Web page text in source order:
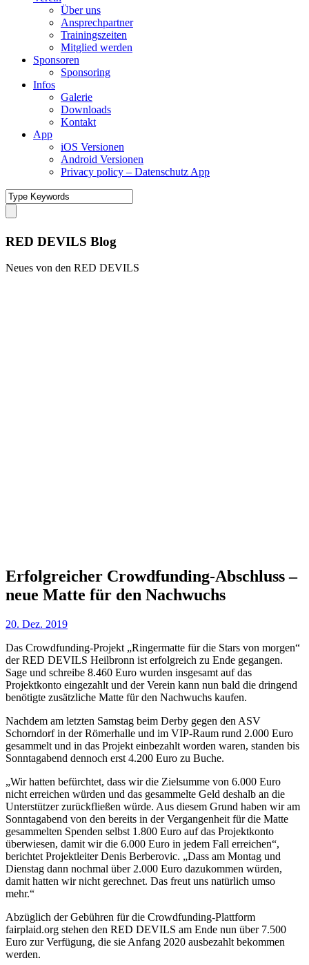
Über uns
Ansprechpartner
Trainingszeiten
Mitglied werden
Sponsoren
Sponsoring
Infos
Galerie
Downloads
Kontakt
App
iOS Versionen
Android Versionen
Privacy policy – Datenschutz App
RED DEVILS Blog
Neues von den RED DEVILS
Erfolgreicher Crowdfunding-Abschluss –
neue Matte für den Nachwuchs
20. Dez. 2019
Das Crowdfunding-Projekt „Ringermatte für die Stars von morgen“
der RED DEVILS Heilbronn ist erfolgreich zu Ende gegangen.
Sage und schreibe 8.460 Euro wurden insgesamt auf das
Projektkonto eingezahlt und der Verein kann nun bald die dringend
benötigte zusätzliche Matte für den Nachwuchs kaufen.
Nachdem am letzten Samstag beim Derby gegen den ASV
Schorndorf in der Römerhalle und im VIP-Raum rund 2.000 Euro
gesammelt und in das Projekt einbezahlt worden waren, standen bis
Sonntagabend dennoch erst 4.200 Euro zu Buche.
„Wir hatten befürchtet, dass wir die Zielsumme von 6.000 Euro
nicht erreichen würden und das gesammelte Geld deshalb an die
Unterstützer zurückfließen würde. Aus diesem Grund haben wir am
Sonntagabend von den bereits in der Vergangenheit für die Matte
gesammelten Spenden selbst 1.800 Euro auf das Projektkonto
überwiesen, damit wir die 6.000 Euro in jedem Fall erreichen“,
berichtet Projektleiter Denis Berberovic. „Dass am Montag und
Dienstag dann nochmal über 2.000 Euro dazukommen würden,
damit hatten wir nicht gerechnet. Das freut uns natürlich umso
mehr.“
Abzüglich der Gebühren für die Crowdfunding-Plattform
fairplaid.org stehen den RED DEVILS am Ende nun über 7.500
Euro zur Verfügung, die sie Anfang 2020 ausbezahlt bekommen
werden.